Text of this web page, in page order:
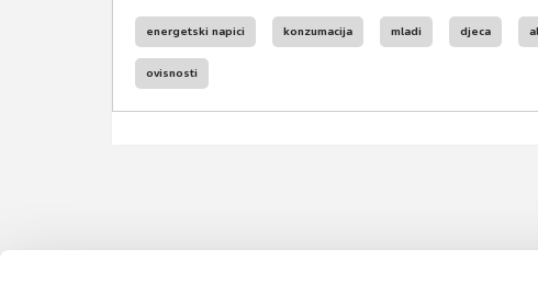
energetski napici konzumacija mladi djeca
ovisnosti